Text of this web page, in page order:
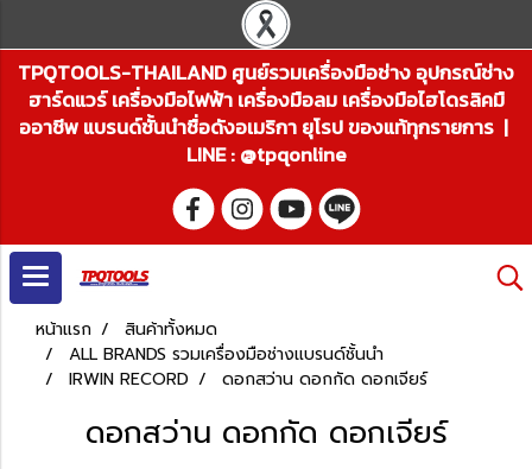
TPQTOOLS-THAILAND ศูนย์รวมเครื่องมือช่าง อุปกรณ์ช่าง
ฮาร์ดแวร์ เครื่องมือไฟฟ้า เครื่องมือลม เครื่องมือไฮโดรลิคมื
ออาชีพ แบรนด์ชั้นนำชื่อดังอเมริกา ยุโรป ของแท้ทุกรายการ |
LINE : @tpqonline
หน้าแรก
สินค้าทั้งหมด
ALL BRANDS รวมเครื่องมือช่างแบรนด์ชั้นนำ
IRWIN RECORD
ดอกสว่าน ดอกกัด ดอกเจียร์
ดอกสว่าน ดอกกัด ดอกเจียร์